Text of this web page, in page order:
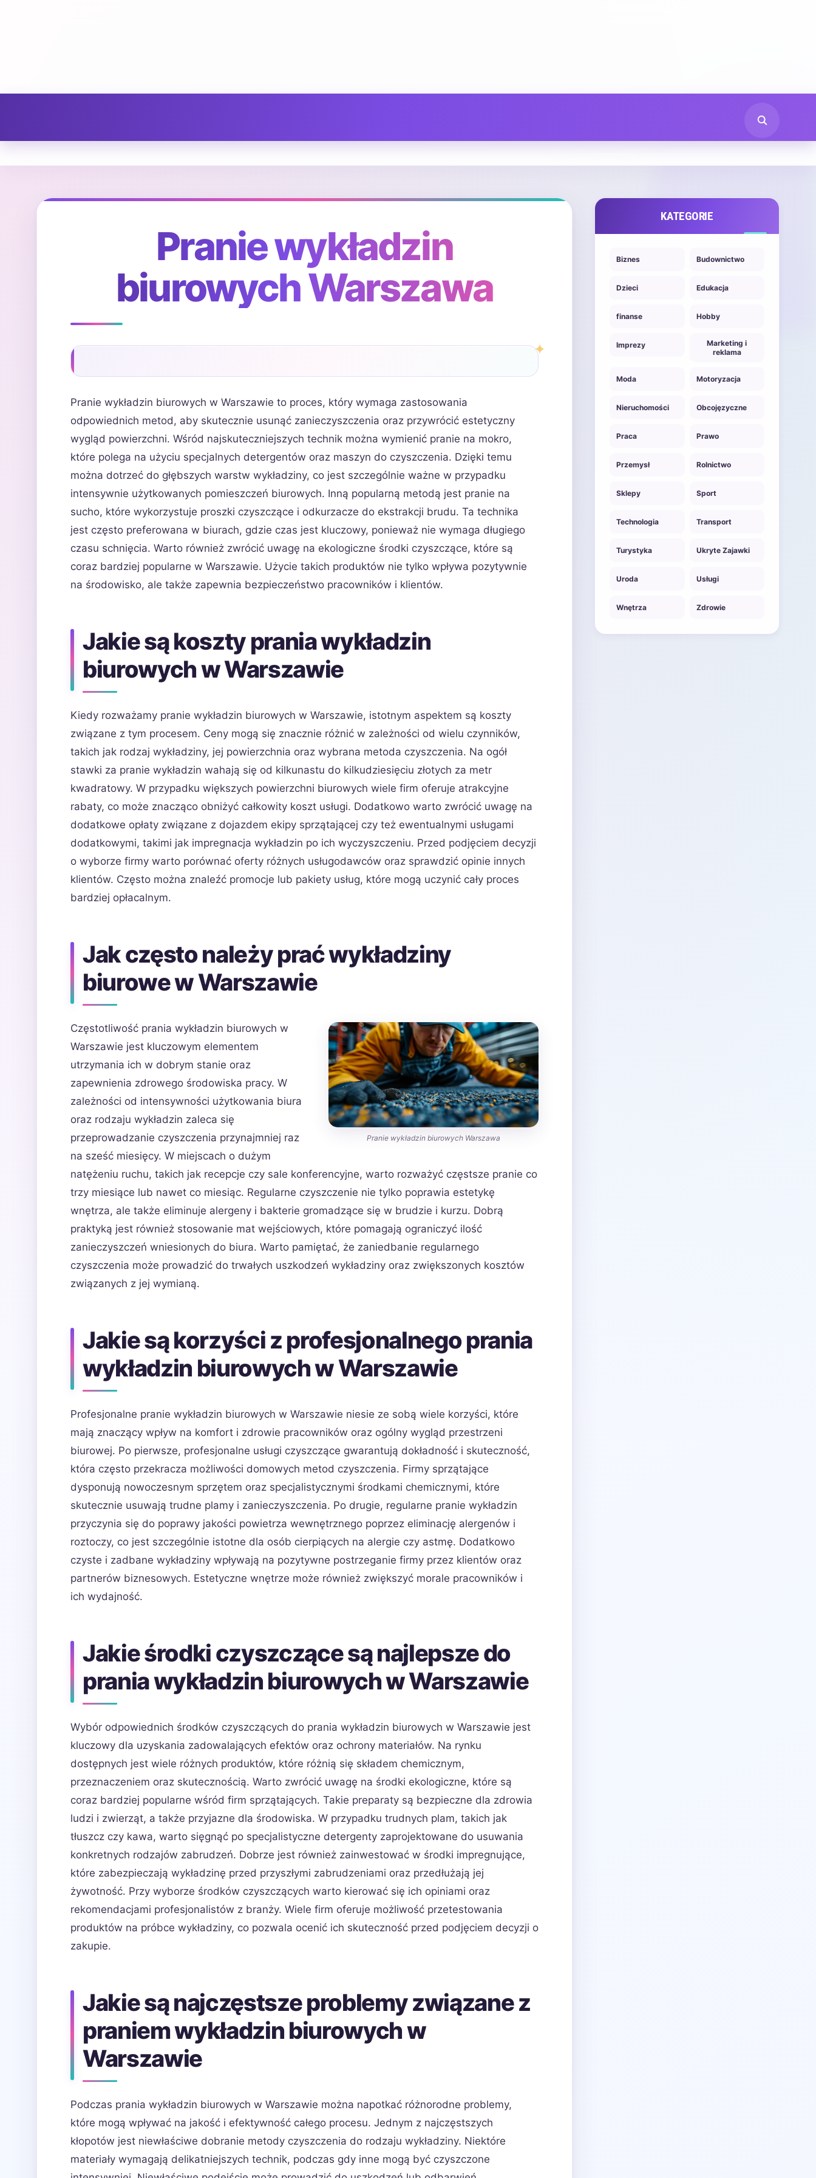
Pranie wykładzin
biurowych Warszawa
Pranie wykładzin biurowych w Warszawie to proces, który wymaga zastosowania
odpowiednich metod, aby skutecznie usunąć zanieczyszczenia oraz przywrócić estetyczny
wygląd powierzchni. Wśród najskuteczniejszych technik można wymienić pranie na mokro,
które polega na użyciu specjalnych detergentów oraz maszyn do czyszczenia. Dzięki temu
można dotrzeć do głębszych warstw wykładziny, co jest szczególnie ważne w przypadku
intensywnie użytkowanych pomieszczeń biurowych. Inną popularną metodą jest pranie na
sucho, które wykorzystuje proszki czyszczące i odkurzacze do ekstrakcji brudu. Ta technika
jest często preferowana w biurach, gdzie czas jest kluczowy, ponieważ nie wymaga długiego
czasu schnięcia. Warto również zwrócić uwagę na ekologiczne środki czyszczące, które są
coraz bardziej popularne w Warszawie. Użycie takich produktów nie tylko wpływa pozytywnie
na środowisko, ale także zapewnia bezpieczeństwo pracowników i klientów.
Jakie są koszty prania wykładzin
biurowych w Warszawie
Kiedy rozważamy pranie wykładzin biurowych w Warszawie, istotnym aspektem są koszty
związane z tym procesem. Ceny mogą się znacznie różnić w zależności od wielu czynników,
takich jak rodzaj wykładziny, jej powierzchnia oraz wybrana metoda czyszczenia. Na ogół
stawki za pranie wykładzin wahają się od kilkunastu do kilkudziesięciu złotych za metr
kwadratowy. W przypadku większych powierzchni biurowych wiele firm oferuje atrakcyjne
rabaty, co może znacząco obniżyć całkowity koszt usługi. Dodatkowo warto zwrócić uwagę na
dodatkowe opłaty związane z dojazdem ekipy sprzątającej czy też ewentualnymi usługami
dodatkowymi, takimi jak impregnacja wykładzin po ich wyczyszczeniu. Przed podjęciem decyzji
o wyborze firmy warto porównać oferty różnych usługodawców oraz sprawdzić opinie innych
klientów. Często można znaleźć promocje lub pakiety usług, które mogą uczynić cały proces
bardziej opłacalnym.
Jak często należy prać wykładziny
biurowe w Warszawie
Pranie wykładzin biurowych Warszawa
Częstotliwość prania wykładzin biurowych w
Warszawie jest kluczowym elementem
utrzymania ich w dobrym stanie oraz
zapewnienia zdrowego środowiska pracy. W
zależności od intensywności użytkowania biura
oraz rodzaju wykładzin zaleca się
przeprowadzanie czyszczenia przynajmniej raz
na sześć miesięcy. W miejscach o dużym
natężeniu ruchu, takich jak recepcje czy sale konferencyjne, warto rozważyć częstsze pranie co
trzy miesiące lub nawet co miesiąc. Regularne czyszczenie nie tylko poprawia estetykę
wnętrza, ale także eliminuje alergeny i bakterie gromadzące się w brudzie i kurzu. Dobrą
praktyką jest również stosowanie mat wejściowych, które pomagają ograniczyć ilość
zanieczyszczeń wniesionych do biura. Warto pamiętać, że zaniedbanie regularnego
czyszczenia może prowadzić do trwałych uszkodzeń wykładziny oraz zwiększonych kosztów
związanych z jej wymianą.
Jakie są korzyści z profesjonalnego prania
wykładzin biurowych w Warszawie
Profesjonalne pranie wykładzin biurowych w Warszawie niesie ze sobą wiele korzyści, które
mają znaczący wpływ na komfort i zdrowie pracowników oraz ogólny wygląd przestrzeni
biurowej. Po pierwsze, profesjonalne usługi czyszczące gwarantują dokładność i skuteczność,
która często przekracza możliwości domowych metod czyszczenia. Firmy sprzątające
dysponują nowoczesnym sprzętem oraz specjalistycznymi środkami chemicznymi, które
skutecznie usuwają trudne plamy i zanieczyszczenia. Po drugie, regularne pranie wykładzin
przyczynia się do poprawy jakości powietrza wewnętrznego poprzez eliminację alergenów i
roztoczy, co jest szczególnie istotne dla osób cierpiących na alergie czy astmę. Dodatkowo
czyste i zadbane wykładziny wpływają na pozytywne postrzeganie firmy przez klientów oraz
partnerów biznesowych. Estetyczne wnętrze może również zwiększyć morale pracowników i
ich wydajność.
Jakie środki czyszczące są najlepsze do
prania wykładzin biurowych w Warszawie
Wybór odpowiednich środków czyszczących do prania wykładzin biurowych w Warszawie jest
kluczowy dla uzyskania zadowalających efektów oraz ochrony materiałów. Na rynku
dostępnych jest wiele różnych produktów, które różnią się składem chemicznym,
przeznaczeniem oraz skutecznością. Warto zwrócić uwagę na środki ekologiczne, które są
coraz bardziej popularne wśród firm sprzątających. Takie preparaty są bezpieczne dla zdrowia
ludzi i zwierząt, a także przyjazne dla środowiska. W przypadku trudnych plam, takich jak
tłuszcz czy kawa, warto sięgnąć po specjalistyczne detergenty zaprojektowane do usuwania
konkretnych rodzajów zabrudzeń. Dobrze jest również zainwestować w środki impregnujące,
które zabezpieczają wykładzinę przed przyszłymi zabrudzeniami oraz przedłużają jej
żywotność. Przy wyborze środków czyszczących warto kierować się ich opiniami oraz
rekomendacjami profesjonalistów z branży. Wiele firm oferuje możliwość przetestowania
produktów na próbce wykładziny, co pozwala ocenić ich skuteczność przed podjęciem decyzji o
zakupie.
Jakie są najczęstsze problemy związane z
praniem wykładzin biurowych w
Warszawie
Podczas prania wykładzin biurowych w Warszawie można napotkać różnorodne problemy,
które mogą wpływać na jakość i efektywność całego procesu. Jednym z najczęstszych
kłopotów jest niewłaściwe dobranie metody czyszczenia do rodzaju wykładziny. Niektóre
materiały wymagają delikatniejszych technik, podczas gdy inne mogą być czyszczone
KATEGORIE
Biznes Budownictwo
Dzieci Edukacja
finanse Hobby
Imprezy
Marketing i
reklama
Moda Motoryzacja
Nieruchomości Obcojęzyczne
Praca Prawo
Przemysł Rolnictwo
Sklepy Sport
Technologia Transport
Turystyka Ukryte Zajawki
Uroda Usługi
Wnętrza Zdrowie